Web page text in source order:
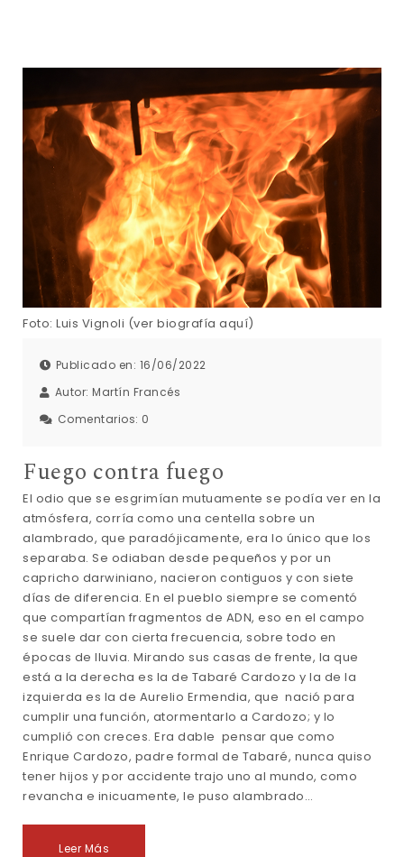
Foto: Luis Vignoli (ver biografía aquí)
Publicado en: 16/06/2022
Autor: Martín Francés
Comentarios: 0
Fuego contra fuego
El odio que se esgrimían mutuamente se podía ver en la
atmósfera, corría como una centella sobre un
alambrado, que paradójicamente, era lo único que los
separaba. Se odiaban desde pequeños y por un
capricho darwiniano, nacieron contiguos y con siete
días de diferencia. En el pueblo siempre se comentó
que compartían fragmentos de ADN, eso en el campo
se suele dar con cierta frecuencia, sobre todo en
épocas de lluvia. Mirando sus casas de frente, la que
está a la derecha es la de Tabaré Cardozo y la de la
izquierda es la de Aurelio Ermendia, que nació para
cumplir una función, atormentarlo a Cardozo; y lo
cumplió con creces. Era dable pensar que como
Enrique Cardozo, padre formal de Tabaré, nunca quiso
tener hijos y por accidente trajo uno al mundo, como
revancha e inicuamente, le puso alambrado…
Leer Más